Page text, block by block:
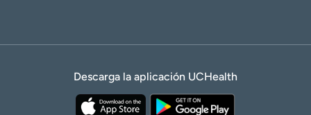
Descarga la aplicación UCHealth